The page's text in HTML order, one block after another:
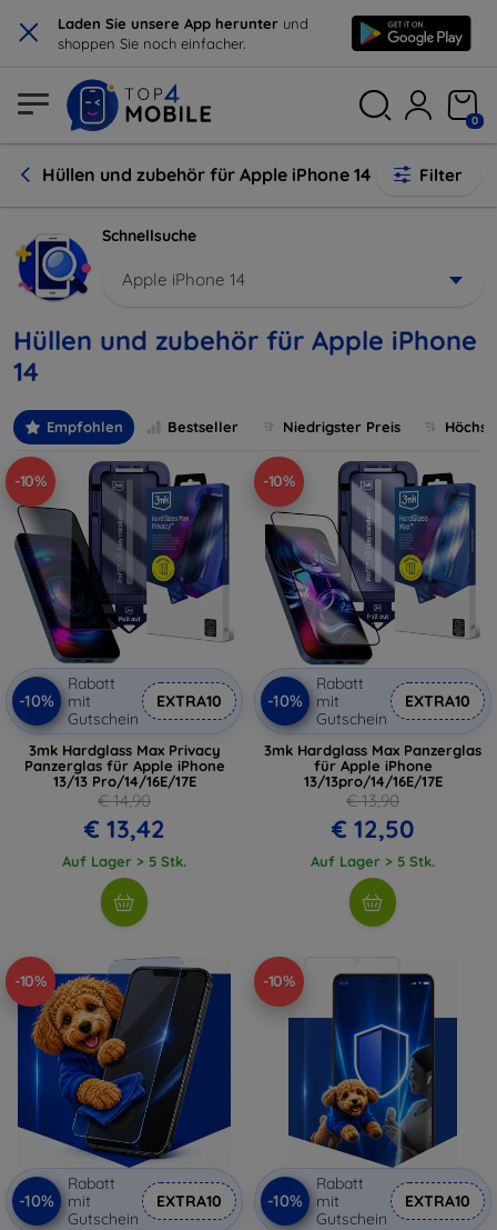
× Laden Sie unsere App herunter und
shoppen Sie noch einfacher.
0
Hüllen und zubehör für Apple iPhone 14 Filter
Schnellsuche
Apple iPhone 14
Hüllen und zubehör für Apple iPhone
14
Empfohlen Bestseller Niedrigster Preis
-10%
-10%
Rabatt
mit
Gutschein
EXTRA10
3mk Hardglass Max Privacy
Panzerglas für Apple iPhone
13/13 Pro/14/16E/17E
€ 14,90
€ 13,42
Auf Lager > 5 Stk.
-10%
-10%
Rabatt
mit
Gutschein
EXTRA10
3mk Hardglass Max Panzerglas
für Apple iPhone
13/13pro/14/16E/17E
€ 13,90
€ 12,50
Auf Lager > 5 Stk.
-10%
-10%
Rabatt
mit
Gutschein
EXTRA10
-10%
-10%
Rabatt
mit
Gutschein
EXTRA10